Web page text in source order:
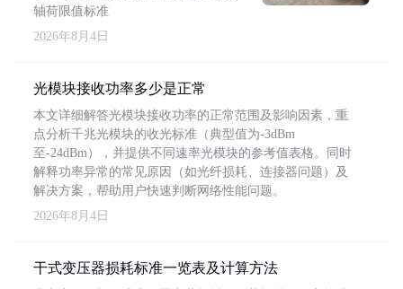
轴荷限值标准
2026年8月4日
光模块接收功率多少是正常
本文详细解答光模块接收功率的正常范围及影响因素，重
点分析千兆光模块的收光标准（典型值为-3dBm
至-24dBm），并提供不同速率光模块的参考值表格。同时
解释功率异常的常见原因（如光纤损耗、连接器问题）及
解决方案，帮助用户快速判断网络性能问题。
2026年8月4日
干式变压器损耗标准一览表及计算方法